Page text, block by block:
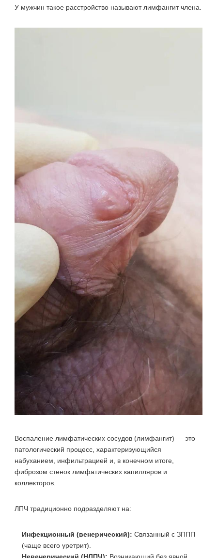
У мужчин такое расстройство называют лимфангит члена.
Воспаление лимфатических сосудов (лимфангит) — это
патологический процесс, характеризующийся
набуханием, инфильтрацией и, в конечном итоге,
фиброзом стенок лимфатических капилляров и
коллекторов.
ЛПЧ традиционно подразделяют на:
Инфекционный (венерический): Связанный с ЗППП
(чаще всего уретрит).
Невенерический (НЛПЧ): Возникающий без явной